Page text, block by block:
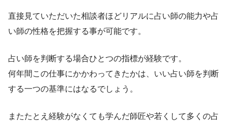
直接見ていただいた相談者ほどリアルに占い師の能力や占
い師の性格を把握する事が可能です。
占い師を判断する場合ひとつの指標が経験です。
何年間この仕事にかかわってきたかは、いい占い師を判断
する一つの基準にはなるでしょう。
またたとえ経験がなくても学んだ師匠や若くして多くの占